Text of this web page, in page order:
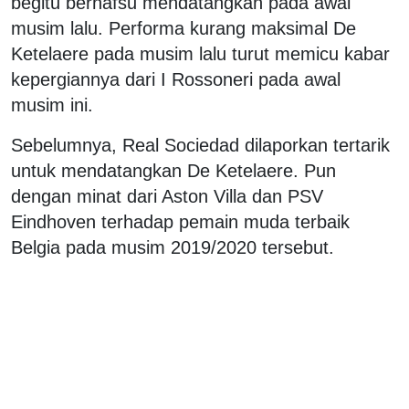
musim lalu. Performa kurang maksimal De
Ketelaere pada musim lalu turut memicu kabar
kepergiannya dari I Rossoneri pada awal
musim ini.
Sebelumnya, Real Sociedad dilaporkan tertarik
untuk mendatangkan De Ketelaere. Pun
dengan minat dari Aston Villa dan PSV
Eindhoven terhadap pemain muda terbaik
Belgia pada musim 2019/2020 tersebut.